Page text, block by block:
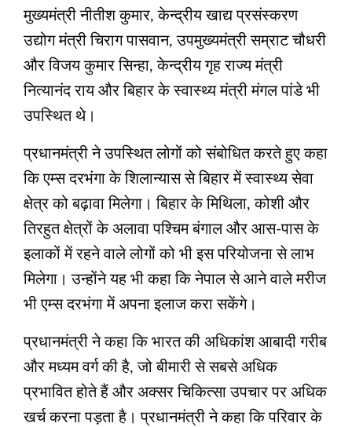
मुख्यमंत्री नीतीश कुमार, केन्द्रीय खाद्य प्रसंस्करण
उद्योग मंत्री चिराग पासवान, उपमुख्यमंत्री सम्राट चौधरी
और विजय कुमार सिन्हा, केन्द्रीय गृह राज्य मंत्री
नित्यानंद राय और बिहार के स्वास्थ्य मंत्री मंगल पांडे भी
उपस्थित थे।
प्रधानमंत्री ने उपस्थित लोगों को संबोधित करते हुए कहा
कि एम्स दरभंगा के शिलान्यास से बिहार में स्वास्थ्य सेवा
क्षेत्र को बढ़ावा मिलेगा। बिहार के मिथिला, कोशी और
तिरहुत क्षेत्रों के अलावा पश्चिम बंगाल और आस-पास के
इलाकों में रहने वाले लोगों को भी इस परियोजना से लाभ
मिलेगा। उन्होंने यह भी कहा कि नेपाल से आने वाले मरीज
भी एम्स दरभंगा में अपना इलाज करा सकेंगे।
प्रधानमंत्री ने कहा कि भारत की अधिकांश आबादी गरीब
और मध्यम वर्ग की है, जो बीमारी से सबसे अधिक
प्रभावित होते हैं और अक्सर चिकित्सा उपचार पर अधिक
खर्च करना पड़ता है। प्रधानमंत्री ने कहा कि परिवार के